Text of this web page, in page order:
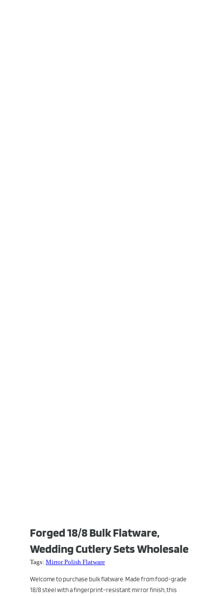
Forged 18/8 Bulk Flatware,
Wedding Cutlery Sets Wholesale
Tags: Mirror Polish Flatware
Welcome to purchase bulk flatware. Made from food-grade
18/8 steel with a fingerprint-resistant mirror finish, this